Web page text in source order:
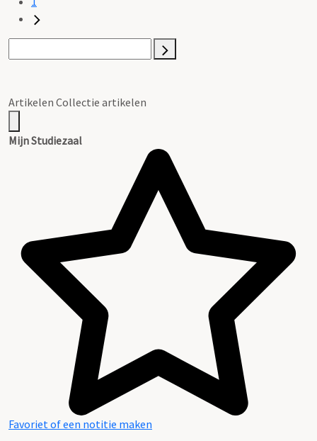
Artikelen Collectie artikelen
Mijn Studiezaal
Favoriet of een notitie maken